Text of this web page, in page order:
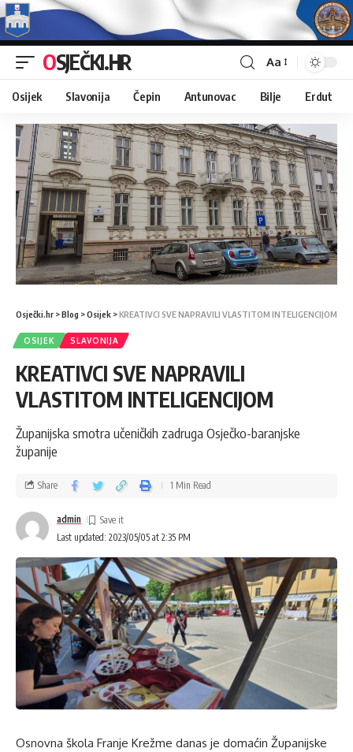
OSJEČKI.HR Aa
Osijek Slavonija Čepin Antunovac Bilje Erdut
Osječki.hr >Blog >Osijek >KREATIVCI SVE NAPRAVILI VLASTITOM INTELIGENCIJOM
OSIJEK SLAVONIJA
KREATIVCI SVE NAPRAVILI
VLASTITOM INTELIGENCIJOM
Županijska smotra učeničkih zadruga Osječko-baranjske
županije
Last updated: 2023/05/05 at 2:35 PM
admin
Share 1 Min Read
Osnovna škola Franje Krežme danas je domaćin Županijske